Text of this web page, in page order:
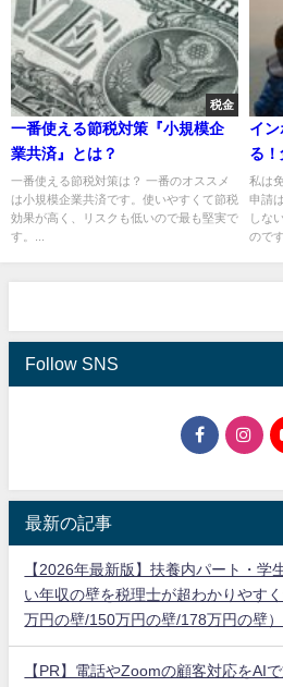
税金
一番使える節税対策『小規模企
業共済』とは？
一番使える節税対策は？ 一番のオススメ
は小規模企業共済です。使いやすくて節税
効果が高く、リスクも低いので最も堅実で
す。...
イン
る！
われ
私は
申請
しな
ので
Follow SNS
最新の記事
【2026年最新版】扶養内パート・学
い年収の壁を税理士が超わかりやす
万円の壁/150万円の壁/178万円の壁）
【PR】電話やZoomの顧客対応をAI